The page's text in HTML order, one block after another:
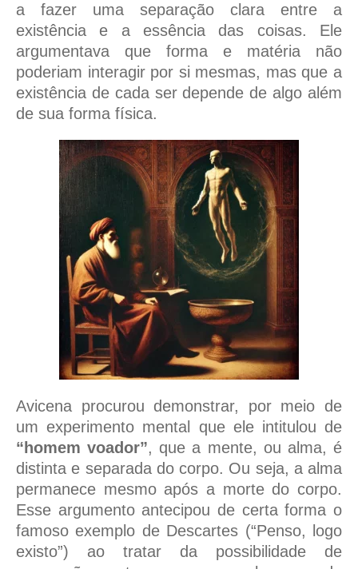
a fazer uma separação clara entre a
existência e a essência das coisas. Ele
argumentava que forma e matéria não
poderiam interagir por si mesmas, mas que a
existência de cada ser depende de algo além
de sua forma física.
Avicena procurou demonstrar, por meio de
um experimento mental que ele intitulou de
“homem voador”, que a mente, ou alma, é
distinta e separada do corpo. Ou seja, a alma
permanece mesmo após a morte do corpo.
Esse argumento antecipou de certa forma o
famoso exemplo de Descartes (“Penso, logo
existo”) ao tratar da possibilidade de